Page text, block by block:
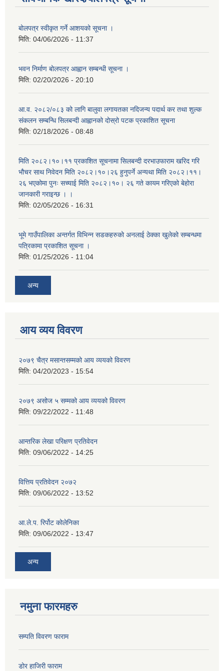
बोलपत्र स्वीकृत गर्ने आशयको सूचना ।
मिति: 04/06/2026 - 11:37
भवन निर्माण बोलपत्र आह्वान सम्बन्धी सूचना ।
मिति: 02/20/2026 - 20:10
आ.व. २०८२/०८३ को लागि बालुवा लगायतका नदिजन्य पदार्थ कर तथा शुल्क
संकलन सम्बन्धि सिलबन्दी आह्वानको दोस्रो पटक प्रकाशित सूचना
मिति: 02/18/2026 - 08:48
मिति २०८२।१०।११ प्रकाशित सूचनामा सिलबन्दी दरभाउफाराम खरिद गरि
भौचर साथ निवेदन मिति २०८२।१०।२६ हुनुपर्ने अन्यथा मिति २०८२।११।
२६ भएकोमा पुनः सच्याई मिति २०८२।१०। २६ गते कायम गरिएको बेहोरा
जानकारी गराइन्छ । ।
मिति: 02/05/2026 - 16:31
भूमे गाउँपालिका अन्तर्गत विभिन्न सडकहरुको अनलाई ठेक्का खुलेको सम्बन्धमा
पत्रिकामा प्रकाशित सूचना ।
मिति: 01/25/2026 - 11:04
अन्य
आय व्यय विवरण
२०७९ चैत्र मसान्तसम्मको आय व्ययको विवरण
मिति: 04/20/2023 - 15:54
२०७९ असोज ५ सम्मको आय व्ययको विवरण
मिति: 09/22/2022 - 11:48
आन्तरिक लेखा परिक्षण प्रतिवेदन
मिति: 09/06/2022 - 14:25
वित्तिय प्रतिवेदन २०७२
मिति: 09/06/2022 - 13:52
आ.ले.प. रिर्पोट कोलेनिका
मिति: 09/06/2022 - 13:47
अन्य
नमुना फारमहरु
सम्पति विवरण फाराम
डोर हाजिरी फाराम